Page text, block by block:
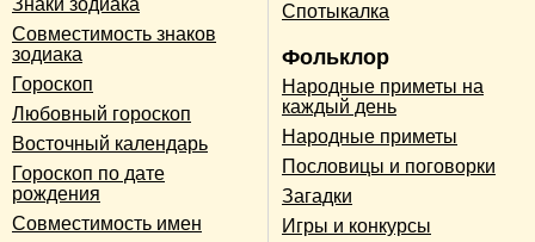
Знаки зодиака
Совместимость знаков
зодиака
Гороскоп
Любовный гороскоп
Восточный календарь
Гороскоп по дате
рождения
Совместимость имен
Спотыкалка
Фольклор
Народные приметы на
каждый день
Народные приметы
Пословицы и поговорки
Загадки
Игры и конкурсы